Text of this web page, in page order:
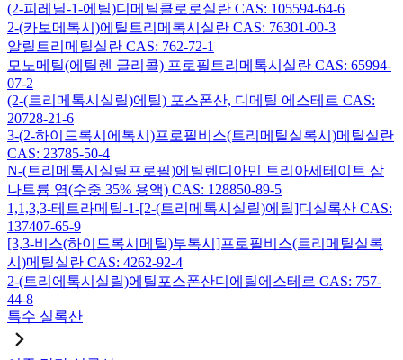
(2-피레닐-1-에틸)디메틸클로로실란 CAS: 105594-64-6
2-(카보메톡시)에틸트리메톡시실란 CAS: 76301-00-3
알릴트리메틸실란 CAS: 762-72-1
모노메틸(에틸렌 글리콜) 프로필트리메톡시실란 CAS: 65994-
07-2
(2-(트리메톡시실릴)에틸) 포스폰산, 디메틸 에스테르 CAS:
20728-21-6
3-(2-하이드록시에톡시)프로필비스(트리메틸실록시)메틸실란
CAS: 23785-50-4
N-(트리메톡시실릴프로필)에틸렌디아민 트리아세테이트 삼
나트륨 염(수중 35% 용액) CAS: 128850-89-5
1,1,3,3-테트라메틸-1-[2-(트리메톡시실릴)에틸]디실록산 CAS:
137407-65-9
[3,3-비스(하이드록시메틸)부톡시]프로필비스(트리메틸실록
시)메틸실란 CAS: 4262-92-4
2-(트리에톡시실릴)에틸포스폰산디에틸에스테르 CAS: 757-
44-8
특수 실록산